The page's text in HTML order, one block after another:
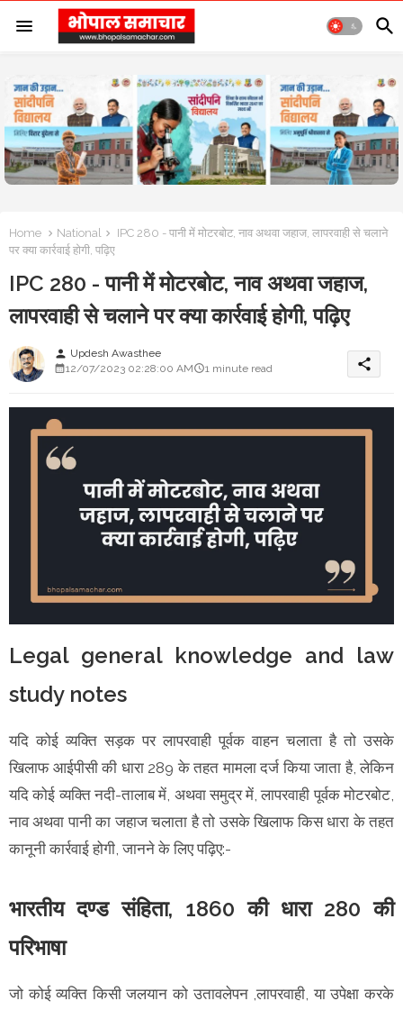
Home National
IPC 280 - पानी में मोटरबोट, नाव अथवा जहाज, लापरवाही से चलाने
पर क्या कार्रवाई होगी, पढ़िए
IPC 280 - पानी में मोटरबोट, नाव अथवा जहाज,
लापरवाही से चलाने पर क्या कार्रवाई होगी, पढ़िए
person Updesh Awasthee
12/07/2023 02:28:00 AM
1 minute read share
Legal general knowledge and law
study notes
यदि कोई व्यक्ति सड़क पर लापरवाही पूर्वक वाहन चलाता है तो उसके
खिलाफ आईपीसी की धारा 289 के तहत मामला दर्ज किया जाता है, लेकिन
यदि कोई व्यक्ति नदी-तालाब में, अथवा समुद्र में, लापरवाही पूर्वक मोटरबोट,
नाव अथवा पानी का जहाज चलाता है तो उसके खिलाफ किस धारा के तहत
कानूनी कार्रवाई होगी, जानने के लिए पढ़िए:-
भारतीय दण्ड संहिता, 1860 की धारा 280 की
परिभाषा
जो कोई व्यक्ति किसी जलयान को उतावलेपन ,लापरवाही, या उपेक्षा करके